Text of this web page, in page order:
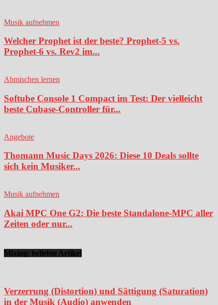
Musik aufnehmen
Welcher Prophet ist der beste? Prophet-5 vs.
Prophet-6 vs. Rev2 im...
Abmischen lernen
Softube Console 1 Compact im Test: Der vielleicht
beste Cubase-Controller für...
Angebote
Thomann Music Days 2026: Diese 10 Deals sollte
sich kein Musiker...
Musik aufnehmen
Akai MPC One G2: Die beste Standalone-MPC aller
Zeiten oder nur...
Mixing: beliebte Artikel
Verzerrung (Distortion) und Sättigung (Saturation)
in der Musik (Audio) anwenden